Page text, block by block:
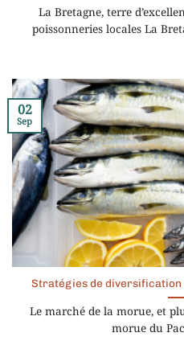
La Bretagne, terre
poissonneries locales La
Stratégies de diversification
Le marché de la morue, et
morue du
02
Sep